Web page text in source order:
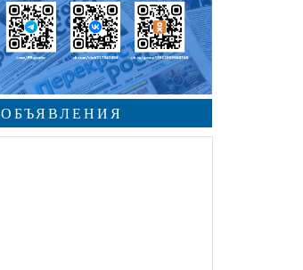
ОБЪЯВЛЕНИЯ